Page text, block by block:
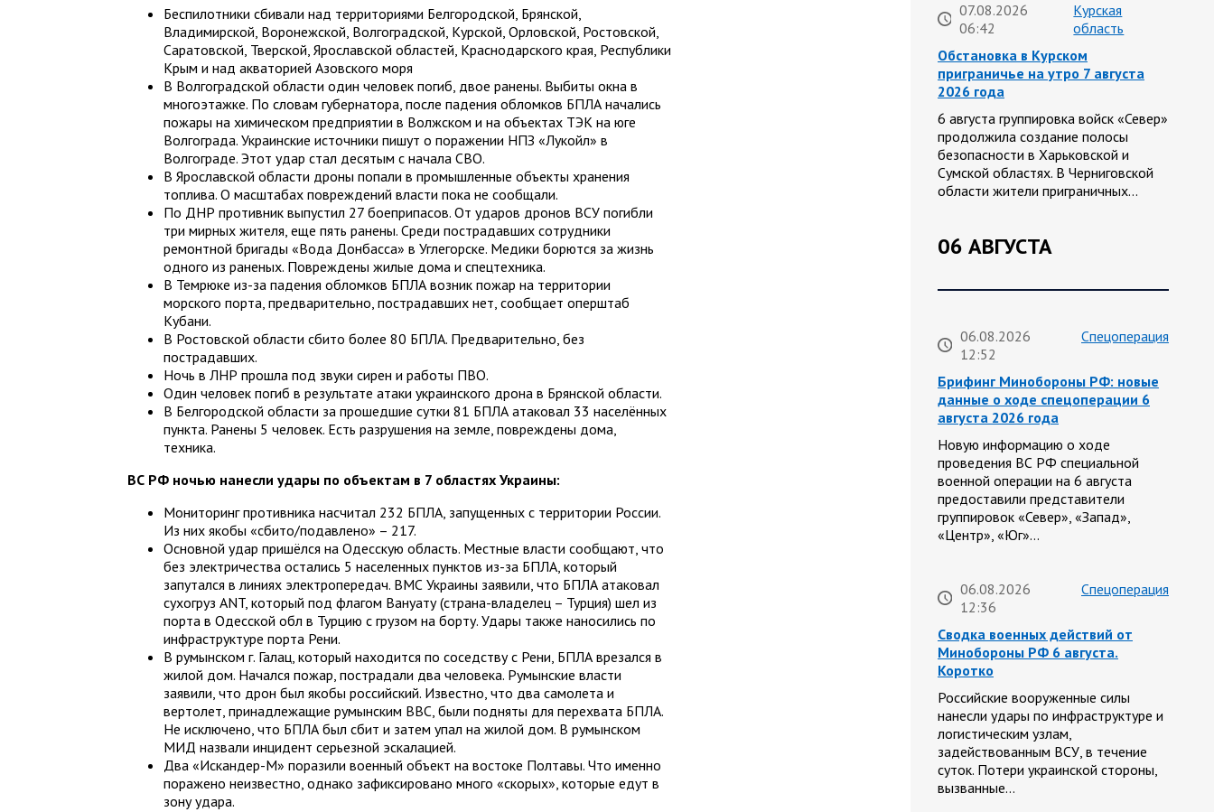
Беспилотники сбивали над территориями Белгородской, Брянской,
Владимирской, Воронежской, Волгоградской, Курской, Орловской, Ростовской,
Саратовской, Тверской, Ярославской областей, Краснодарского края, Республики
Крым и над акваторией Азовского моря
В Волгоградской области один человек погиб, двое ранены. Выбиты окна в
многоэтажке. По словам губернатора, после падения обломков БПЛА начались
пожары на химическом предприятии в Волжском и на объектах ТЭК на юге
Волгограда. Украинские источники пишут о поражении НПЗ «Лукойл» в
Волгограде. Этот удар стал десятым с начала СВО.
В Ярославской области дроны попали в промышленные объекты хранения
топлива. О масштабах повреждений власти пока не сообщали.
По ДНР противник выпустил 27 боеприпасов. От ударов дронов ВСУ погибли
три мирных жителя, еще пять ранены. Среди пострадавших сотрудники
ремонтной бригады «Вода Донбасса» в Углегорске. Медики борются за жизнь
одного из раненых. Повреждены жилые дома и спецтехника.
В Темрюке из-за падения обломков БПЛА возник пожар на территории
морского порта, предварительно, пострадавших нет, сообщает оперштаб
Кубани.
В Ростовской области сбито более 80 БПЛА. Предварительно, без
пострадавших.
Ночь в ЛНР прошла под звуки сирен и работы ПВО.
Один человек погиб в результате атаки украинского дрона в Брянской области.
В Белгородской области за прошедшие сутки 81 БПЛА атаковал 33 населённых
пункта. Ранены 5 человек. Есть разрушения на земле, повреждены дома,
техника.
ВС РФ ночью нанесли удары по объектам в 7 областях Украины:
Мониторинг противника насчитал 232 БПЛА, запущенных с территории России.
Из них якобы «сбито/подавлено» – 217.
Основной удар пришёлся на Одесскую область. Местные власти сообщают, что
без электричества остались 5 населенных пунктов из-за БПЛА, который
запутался в линиях электропередач. ВМС Украины заявили, что БПЛА атаковал
сухогруз ANT, который под флагом Вануату (страна-владелец – Турция) шел из
порта в Одесской обл в Турцию с грузом на борту. Удары также наносились по
инфраструктуре порта Рени.
В румынском г. Галац, который находится по соседству с Рени, БПЛА врезался в
жилой дом. Начался пожар, пострадали два человека. Румынские власти
заявили, что дрон был якобы российский. Известно, что два самолета и
вертолет, принадлежащие румынским ВВС, были подняты для перехвата БПЛА.
Не исключено, что БПЛА был сбит и затем упал на жилой дом. В румынском
МИД назвали инцидент серьезной эскалацией.
Два «Искандер-М» поразили военный объект на востоке Полтавы. Что именно
поражено неизвестно, однако зафиксировано много «скорых», которые едут в
зону удара.
07.08.2026
06:42
Курская
область
Обстановка в Курском
приграничье на утро 7 августа
2026 года
6 августа группировка войск «Север»
продолжила создание полосы
безопасности в Харьковской и
Сумской областях. В Черниговской
области жители приграничных…
06 АВГУСТА
06.08.2026
12:52
Спецоперация
Брифинг Минобороны РФ: новые
данные о ходе спецоперации 6
августа 2026 года
Новую информацию о ходе
проведения ВС РФ специальной
военной операции на 6 августа
предоставили представители
группировок «Север», «Запад»,
«Центр», «Юг»…
06.08.2026
12:36
Спецоперация
Сводка военных действий от
Минобороны РФ 6 августа.
Коротко
Российские вооруженные силы
нанесли удары по инфраструктуре и
логистическим узлам,
задействованным ВСУ, в течение
суток. Потери украинской стороны,
вызванные…